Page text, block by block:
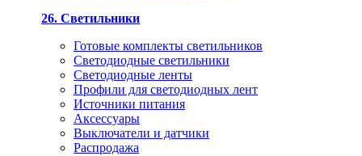
26. Светильники
Готовые комплекты светильников
Светодиодные светильники
Светодиодные ленты
Профили для светодиодных лент
Источники питания
Аксессуары
Выключатели и датчики
Распродажа